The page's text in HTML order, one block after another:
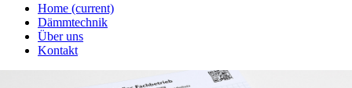
Home (current)
Dämmtechnik
Über uns
Kontakt